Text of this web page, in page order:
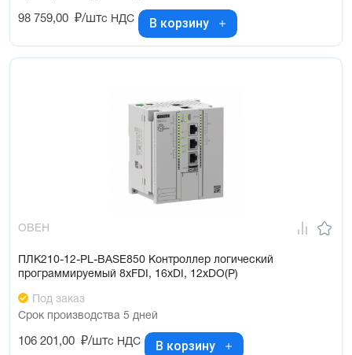
98 759,00 ₽/штс НДС В корзину
ОВЕН
ПЛК210-12-PL-BASE850 Контроллер логический
программируемый 8xFDI, 16xDI, 12xDO(Р)
Под заказ
Срок производства 5 дней
106 201,00 ₽/штс НДС В корзину